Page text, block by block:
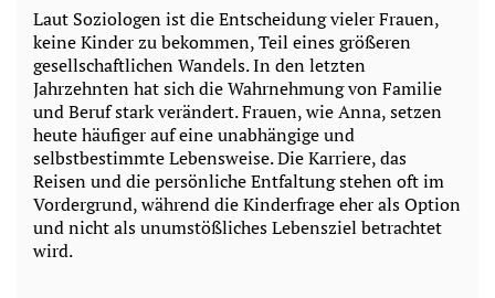
Laut Soziologen ist die Entscheidung vieler Frauen,
keine Kinder zu bekommen, Teil eines größeren
gesellschaftlichen Wandels. In den letzten
Jahrzehnten hat sich die Wahrnehmung von Familie
und Beruf stark verändert. Frauen, wie Anna, setzen
heute häufiger auf eine unabhängige und
selbstbestimmte Lebensweise. Die Karriere, das
Reisen und die persönliche Entfaltung stehen oft im
Vordergrund, während die Kinderfrage eher als Option
und nicht als unumstößliches Lebensziel betrachtet
wird.